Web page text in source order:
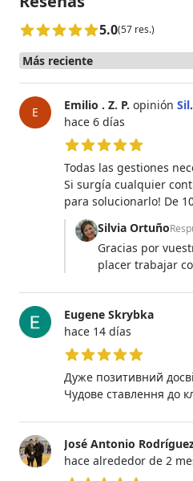
5.0(57 res.)
E Emilio . Z. P. opinión Silvia Ortuño
hace 6 días
5 de 5 estrellas
Todas las gestiones
Si surgía cualquier
para solucionarlo! De
Silvia Ortuño
Gracias por
placer trabajar
Eugene Skrybka
hace 14 días
Дуже позитивний
Чудове ставлення до
hace alrededor de 2